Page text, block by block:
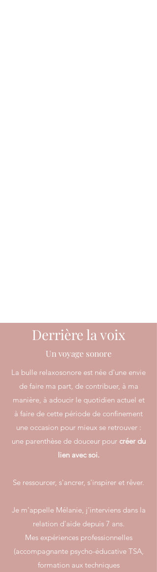
Derrière la voix
Un voyage sonore
La bulle relaxosonore est née d'une envie
de faire ma part, de contribuer, à ma
manière, à adoucir le quotidien actuel et
à faire de cette période de confinement
une occasion pour mieux se retrouver :
une parenthèse de douceur pour créer du
lien avec soi.
Se ressourcer, s'ancrer, s'inspirer et rêver.
Je m'appelle Mélanie, j'interviens dans la
relation d'aide depuis 7 ans.
Mes expériences professionnelles
(accompagnante psycho-éducative TSA,
formation aux techniques